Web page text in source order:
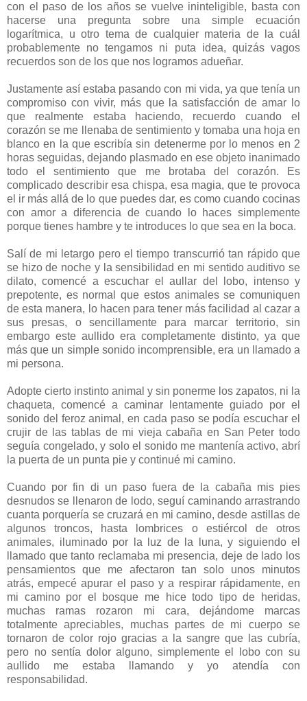
con el paso de los años se vuelve ininteligible, basta con
hacerse una pregunta sobre una simple ecuación
logarítmica, u otro tema de cualquier materia de la cuál
probablemente no tengamos ni puta idea, quizás vagos
recuerdos son de los que nos logramos adueñar.
Justamente así estaba pasando con mi vida, ya que tenía un
compromiso con vivir, más que la satisfacción de amar lo
que realmente estaba haciendo, recuerdo cuando el
corazón se me llenaba de sentimiento y tomaba una hoja en
blanco en la que escribía sin detenerme por lo menos en 2
horas seguidas, dejando plasmado en ese objeto inanimado
todo el sentimiento que me brotaba del corazón. Es
complicado describir esa chispa, esa magia, que te provoca
el ir más allá de lo que puedes dar, es como cuando cocinas
con amor a diferencia de cuando lo haces simplemente
porque tienes hambre y te introduces lo que sea en la boca.
Salí de mi letargo pero el tiempo transcurrió tan rápido que
se hizo de noche y la sensibilidad en mi sentido auditivo se
dilato, comencé a escuchar el aullar del lobo, intenso y
prepotente, es normal que estos animales se comuniquen
de esta manera, lo hacen para tener más facilidad al cazar a
sus presas, o sencillamente para marcar territorio, sin
embargo este aullido era completamente distinto, ya que
más que un simple sonido incomprensible, era un llamado a
mi persona.
Adopte cierto instinto animal y sin ponerme los zapatos, ni la
chaqueta, comencé a caminar lentamente guiado por el
sonido del feroz animal, en cada paso se podía escuchar el
crujir de las tablas de mi vieja cabaña en San Peter todo
seguía congelado, y solo el sonido me mantenía activo, abrí
la puerta de un punta pie y continué mi camino.
Cuando por fin di un paso fuera de la cabaña mis pies
desnudos se llenaron de lodo, seguí caminando arrastrando
cuanta porquería se cruzará en mi camino, desde astillas de
algunos troncos, hasta lombrices o estiércol de otros
animales, iluminado por la luz de la luna, y siguiendo el
llamado que tanto reclamaba mi presencia, deje de lado los
pensamientos que me afectaron tan solo unos minutos
atrás, empecé apurar el paso y a respirar rápidamente, en
mi camino por el bosque me hice todo tipo de heridas,
muchas ramas rozaron mi cara, dejándome marcas
totalmente apreciables, muchas partes de mi cuerpo se
tornaron de color rojo gracias a la sangre que las cubría,
pero no sentía dolor alguno, simplemente el lobo con su
aullido me estaba llamando y yo atendía con
responsabilidad.